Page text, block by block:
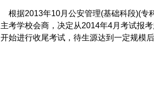
根据2013年10月公安管理(基础科段)(专
主考学校会商，决定从2014年4月考试报
开始进行收尾考试，待生源达到一定规模